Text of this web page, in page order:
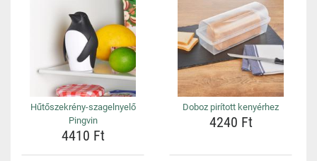
Hűtőszekrény-szagelnyelő
Pingvin
4410 Ft
Doboz pirított kenyérhez
4240 Ft